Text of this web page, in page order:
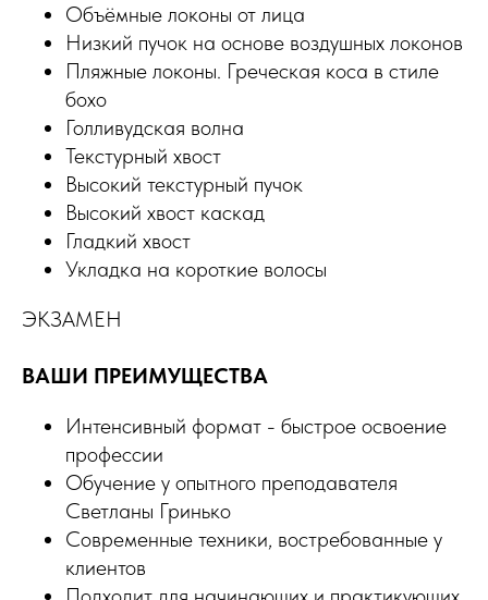
Объёмные локоны от лица
Низкий пучок на основе воздушных локонов
Пляжные локоны. Греческая коса в стиле
бохо
Голливудская волна
Текстурный хвост
Высокий текстурный пучок
Высокий хвост каскад
Гладкий хвост
Укладка на короткие волосы
ЭКЗАМЕН
ВАШИ ПРЕИМУЩЕСТВА
Интенсивный формат - быстрое освоение
профессии
Обучение у опытного преподавателя
Светланы Гринько
Современные техники, востребованные у
клиентов